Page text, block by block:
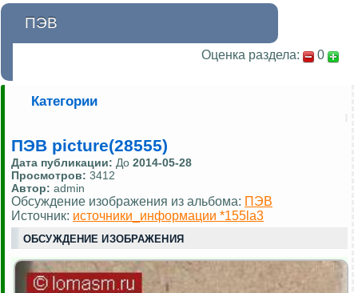
ПЭВ
Оценка раздела: 0
Категории
ПЭВ picture(28555)
Дата публикации: До 2014-05-28
Просмотров: 3412
Автор: admin
Обсуждение изображения из альбома: ПЭВ
Источник: источники_информации *155la3
ОБСУЖДЕНИЕ ИЗОБРАЖЕНИЯ